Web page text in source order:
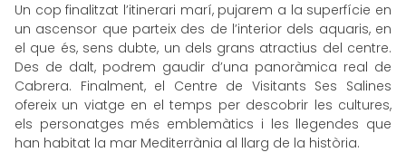
Un cop finalitzat l’itinerari marí, pujarem a la superfície en
un ascensor que parteix des de l’interior dels aquaris, en
el que és, sens dubte, un dels grans atractius del centre.
Des de dalt, podrem gaudir d’una panoràmica real de
Cabrera. Finalment, el Centre de Visitants Ses Salines
ofereix un viatge en el temps per descobrir les cultures,
els personatges més emblemàtics i les llegendes que
han habitat la mar Mediterrània al llarg de la història.